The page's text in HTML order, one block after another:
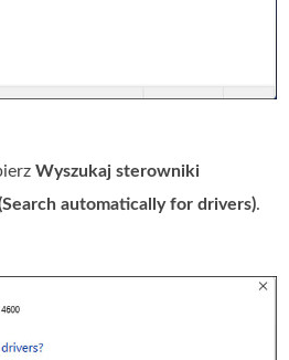
Wyszukaj sterowniki
automatically for drivers).